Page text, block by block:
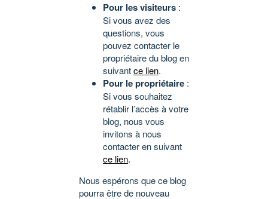
Pour les visiteurs :
Si vous avez des
questions, vous
pouvez contacter le
propriétaire du blog en
suivantce lien.
Pour le propriétaire :
Si vous souhaitez
rétablir l’accès à votre
blog, nous vous
invitons à nous
contacter en suivant
ce lien.
Nous espérons que ce blog
pourra être de nouveau